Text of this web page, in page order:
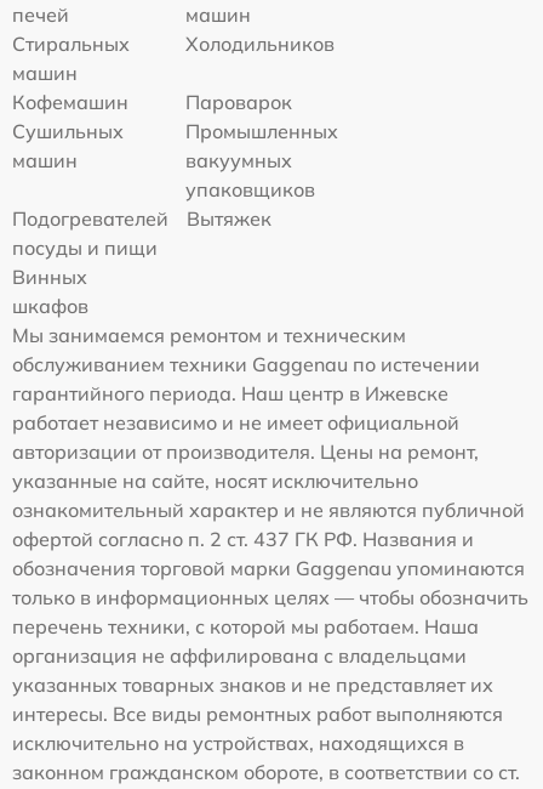
печей
машин
Стиральных
машин
Холодильников
Кофемашин
Пароварок
Сушильных
машин
Промышленных
вакуумных
упаковщиков
Подогревателей
посуды и пищи
Вытяжек
Винных
шкафов
Мы занимаемся ремонтом и техническим
обслуживанием техники Gaggenau по истечении
гарантийного периода. Наш центр в Ижевске
работает независимо и не имеет официальной
авторизации от производителя. Цены на ремонт,
указанные на сайте, носят исключительно
ознакомительный характер и не являются публичной
офертой согласно п. 2 ст. 437 ГК РФ. Названия и
обозначения торговой марки Gaggenau упоминаются
только в информационных целях — чтобы обозначить
перечень техники, с которой мы работаем. Наша
организация не аффилирована с владельцами
указанных товарных знаков и не представляет их
интересы. Все виды ремонтных работ выполняются
исключительно на устройствах, находящихся в
законном гражданском обороте, в соответствии со ст.